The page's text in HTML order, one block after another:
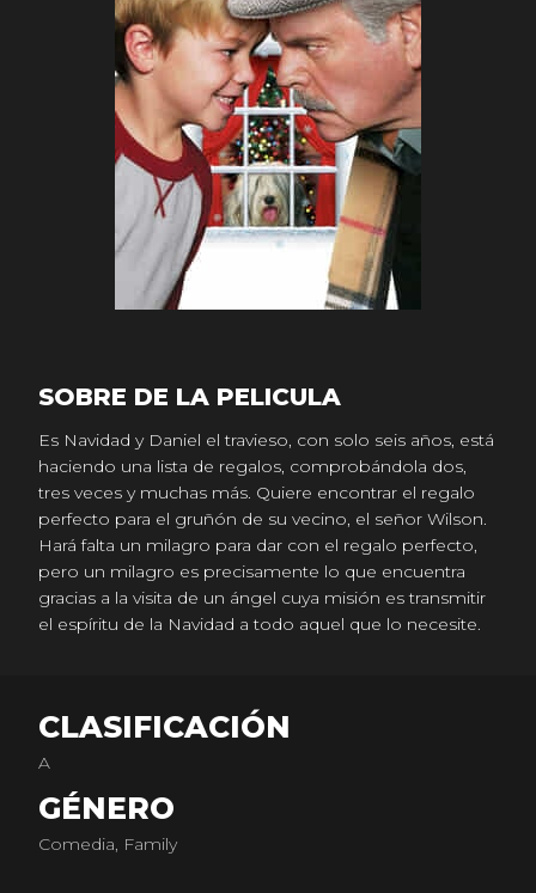
SOBRE DE LA PELICULA
Es Navidad y Daniel el travieso, con solo seis años, está
haciendo una lista de regalos, comprobándola dos,
tres veces y muchas más. Quiere encontrar el regalo
perfecto para el gruñón de su vecino, el señor Wilson.
Hará falta un milagro para dar con el regalo perfecto,
pero un milagro es precisamente lo que encuentra
gracias a la visita de un ángel cuya misión es transmitir
el espíritu de la Navidad a todo aquel que lo necesite.
CLASIFICACIÓN
A
GÉNERO
Comedia, Family